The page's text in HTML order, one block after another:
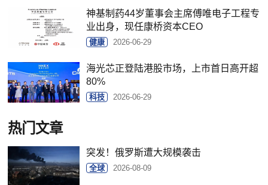
神基制药44岁董事会主席傅唯电子工程专
业出身，现任康桥资本CEO
健康 2026-06-29
海光芯正登陆港股市场，上市首日高开超
80%
科技 2026-06-29
热门文章
突发！俄罗斯遭大规模袭击
全球 2026-08-09